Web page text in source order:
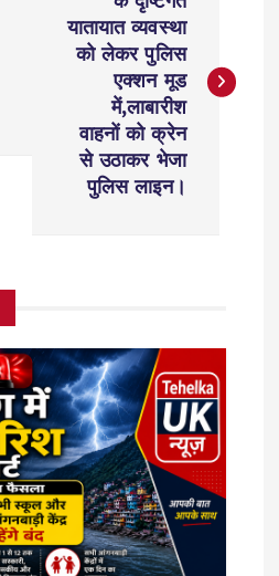
यातायात व्यवस्था
को लेकर पुलिस
एक्शन मूड
में,लाबारीश
वाहनों को क्रेन
से उठाकर भेजा
पुलिस लाइन।